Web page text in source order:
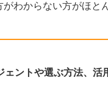
わからない方がほと
ントや選ぶ方法、活